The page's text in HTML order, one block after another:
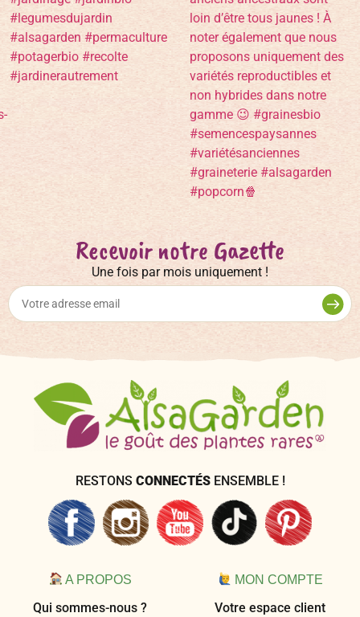
Recevoir notre Gazette
Une fois par mois uniquement !
RESTONS CONNECTÉS ENSEMBLE !
A PROPOS
Qui sommes-nous ?
MON COMPTE
Votre espace client